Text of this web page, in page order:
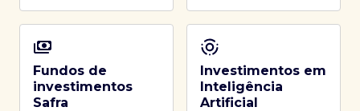
Fundos de
investimentos
Safra
Investimentos em
Inteligência
Artificial